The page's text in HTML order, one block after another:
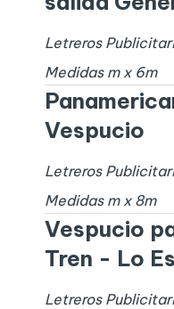
Letreros
Medidas m x 6m
Vespucio
Letreros
Medidas m x 8m
Vespucio
Tren - Lo
Letreros